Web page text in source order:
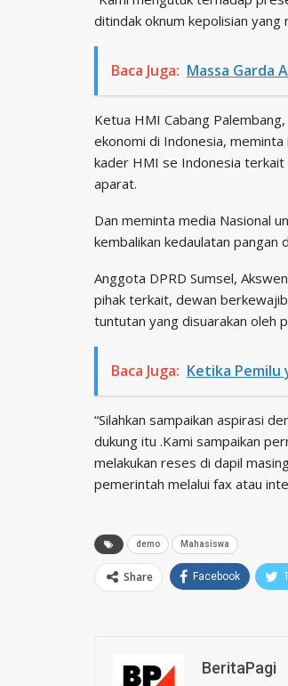
ditindak oknum kepolisian yang
Baca Juga: Massa Garda
Ketua HMI Cabang
ekonomi di Indonesia,
kader HMI se Indonesia terkait
aparat.
Dan meminta media Nasional
kembalikan kedaulatan pangan
Anggota DPRD Sumsel,
pihak terkait, dewan
tuntutan yang disuarakan oleh
Baca Juga: Ketika Pemilu
“Silahkan sampaikan aspirasi
dukung itu .Kami sampaikan
melakukan reses di dapil
pemerintah melalui fax atau
demo Mahasiswa
Share Facebook
BeritaPagi